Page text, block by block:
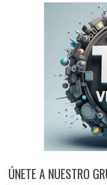
ÚNETE A NUESTRO